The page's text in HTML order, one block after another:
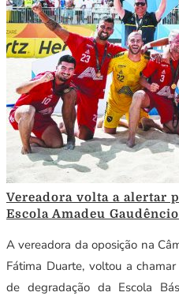
Vereadora volta a alertar
Escola Amadeu Gaudêncio
A vereadora da oposição na
Fátima Duarte, voltou a
de degradação da Escola